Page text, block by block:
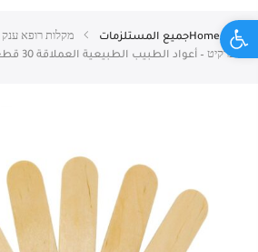
Open toolbar
Homeجميع المستلزمات
סופרקיט – أعواد الطبيب الطبيعية العملاقة 30 قطعة